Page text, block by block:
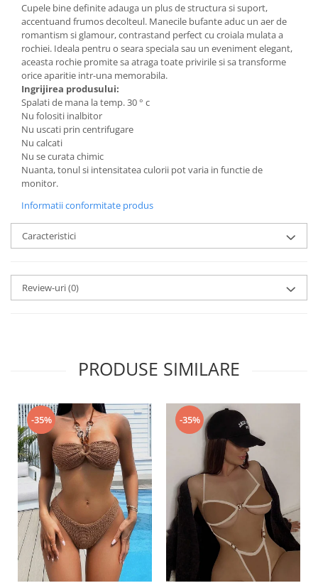
Cupele bine definite adauga un plus de structura si suport,
accentuand frumos decolteul. Manecile bufante aduc un aer de
romantism si glamour, contrastand perfect cu croiala mulata a
rochiei. Ideala pentru o seara speciala sau un eveniment elegant,
aceasta rochie promite sa atraga toate privirile si sa transforme
orice aparitie intr-una memorabila.
Ingrijirea produsului:
Spalati de mana la temp. 30 ° c
Nu folositi inalbitor
Nu uscati prin centrifugare
Nu calcati
Nu se curata chimic
Nuanta, tonul si intensitatea culorii pot varia in functie de
monitor.
Informatii conformitate produs
Caracteristici
Review-uri(0)
PRODUSE SIMILARE
-35% -35%